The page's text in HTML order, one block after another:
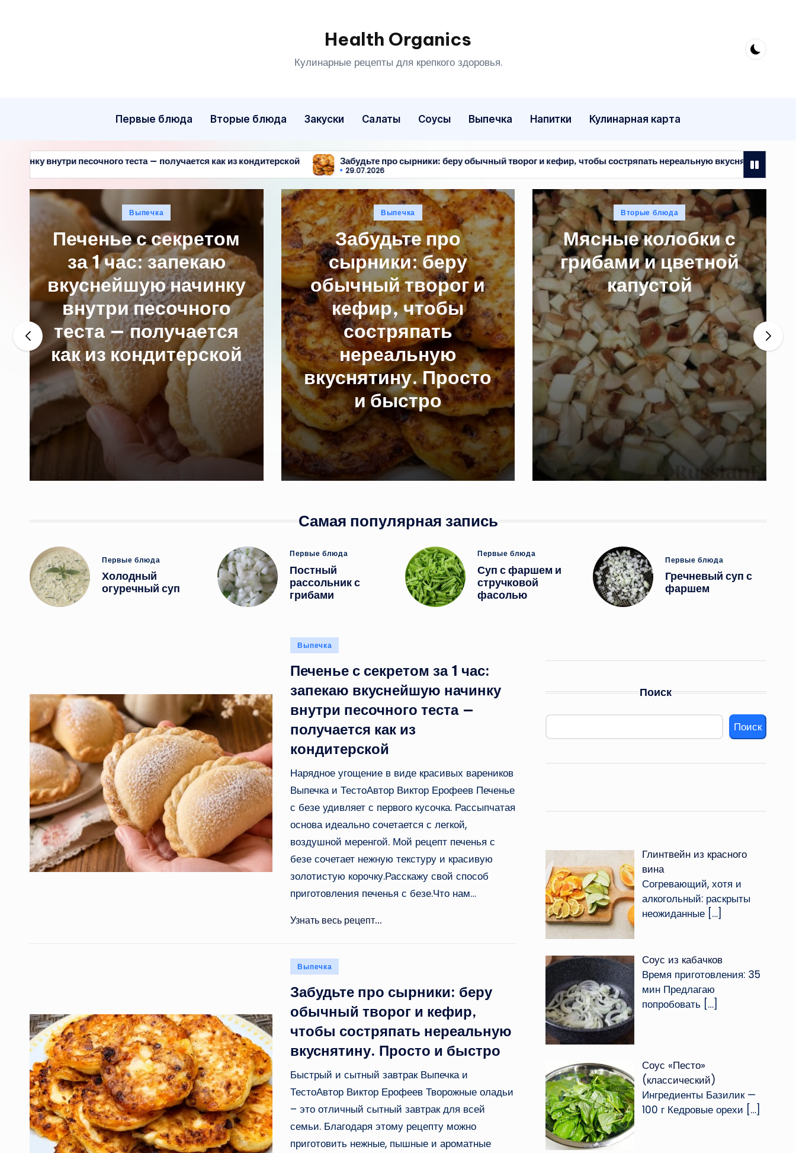
Health Organics
Кулинарные рецепты для крепкого здоровья.
Первые блюда Вторые блюда Закуски Салаты Соусы Выпечка Напитки Кулинарная карта
теста — получается как из кондитерской Забудьте про сырники: беру обычный творог и кефир, чтобы состряпать нереальную вкуснятину. Просто и быстро
Опубликовано
в
Выпечка
Печенье с секретом
за 1 час: запекаю
вкуснейшую начинку
внутри песочного
теста — получается
как из кондитерской
Опубликовано
в
Выпечка
Забудьте про
сырники: беру
обычный творог и
кефир, чтобы
состряпать
нереальную
вкуснятину. Просто
и быстро
Опубликовано
в
Вторые блюда
Мясные колобки с
грибами и цветной
капустой
Самая популярная запись
Опубликовано
в
Первые блюда
Холодный
огуречный суп
Опубликовано
в
Первые блюда
Постный
рассольник с
грибами
Опубликовано
в
Первые блюда
Суп с фаршем и
стручковой
фасолью
Опубликовано
в
Первые блюда
Гречневый суп с
фаршем
Опубликовано
Выпечка
Печенье с секретом за 1 час:
запекаю вкуснейшую начинку
внутри песочного теста —
получается как из
кондитерской
Нарядное угощение в виде красивых вареников
Выпечка и ТестоАвтор Виктор Ерофеев Печенье
с безе удивляет с первого кусочка. Рассыпчатая
основа идеально сочетается с легкой,
воздушной меренгой. Мой рецепт печенья с
безе сочетает нежную текстуру и красивую
золотистую корочку.Расскажу свой способ
приготовления печенья с безе.Что нам…
Узнать весь рецепт...
Опубликовано
Выпечка
Забудьте про сырники: беру
обычный творог и кефир,
чтобы состряпать нереальную
вкуснятину. Просто и быстро
Быстрый и сытный завтрак Выпечка и
ТестоАвтор Виктор Ерофеев Творожные оладьи
– это отличный сытный завтрак для всей
семьи. Благодаря этому рецепту можно
приготовить нежные, пышные и ароматные
Поиск
Поиск
Глинтвейн из красного
вина
Согревающий, хотя и
алкогольный: раскрыты
неожиданные […]
Соус из кабачков
Время приготовления: 35
мин Предлагаю
попробовать […]
Соус «Песто»
(классический)
Ингредиенты Базилик —
100 г Кедровые орехи […]